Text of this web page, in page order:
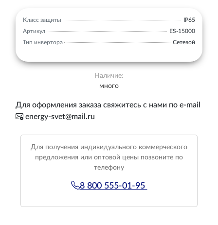
Класс защиты
IP65
Артикул
ES-15000
Тип инвертора
Сетевой
Наличие:
много
Для оформления заказа свяжитесь с нами по e-mail
energy-svet@mail.ru
Для получения индивидуального коммерческого
предложения или оптовой цены позвоните по
телефону
8 800 555-01-95